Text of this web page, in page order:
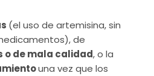
(el uso de artemisina, sin
de
o de mala calidad, o la
una vez que los